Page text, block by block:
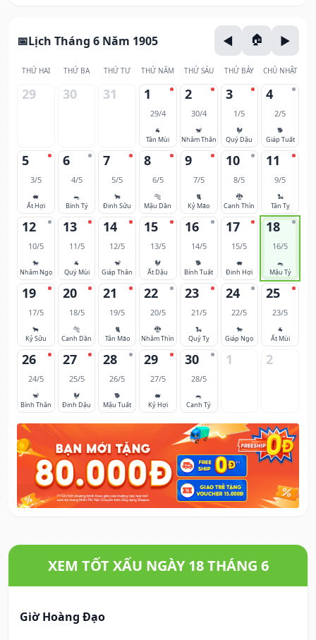
Lịch Tháng 6 Năm 1905
THỨ HAI THỨ BA THỨ TƯ THỨ NĂM THỨ SÁU THỨ BẢY CHỦ NHẬT
29 30 31 1
29/4
🐐
Tân Mùi
2
30/4
🐒
Nhâm Thân
3
1/5
🐓
Quý Dậu
4
2/5
🐕
Giáp Tuất
5
3/5
🐖
Ất Hợi
6
4/5
🐀
Bính Tý
7
5/5
🐂
Đinh Sửu
8
6/5
🐅
Mậu Dần
9
7/5
🐈
Kỷ Mão
10
8/5
🐉
Canh Thìn
11
9/5
🐍
Tân Tỵ
12
10/5
🐎
Nhâm Ngọ
13
11/5
🐐
Quý Mùi
14
12/5
🐒
Giáp Thân
15
13/5
🐓
Ất Dậu
16
14/5
🐕
Bính Tuất
17
15/5
🐖
Đinh Hợi
18
16/5
🐀
Mậu Tý
19
17/5
🐂
Kỷ Sửu
20
18/5
🐅
Canh Dần
21
19/5
🐈
Tân Mão
22
20/5
🐉
Nhâm Thìn
23
21/5
🐍
Quý Tỵ
24
22/5
🐎
Giáp Ngọ
25
23/5
🐐
Ất Mùi
26
24/5
🐒
Bính Thân
27
25/5
🐓
Đinh Dậu
28
26/5
🐕
Mậu Tuất
29
27/5
🐖
Kỷ Hợi
30
28/5
🐀
Canh Tý
1 2
XEM TỐT XẤU NGÀY 18 THÁNG 6
Giờ Hoàng Đạo